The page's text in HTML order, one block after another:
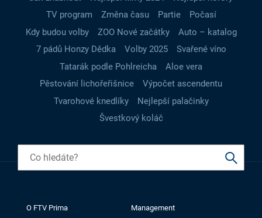
TV program
Změna času Partie
Počasí
Kdy budou volby
ZOO Nové začátky
Auto – katalog
7 pádů Honzy Dědka
Volby 2025
Svařené víno
Tatarák podle Pohlreicha
Aloe vera
Pěstování lichořeřišnice
Výpočet ascendentu
Tvarohové knedlíky
Nejlepší palačinky
Švestkový koláč
O FTV Prima
Management